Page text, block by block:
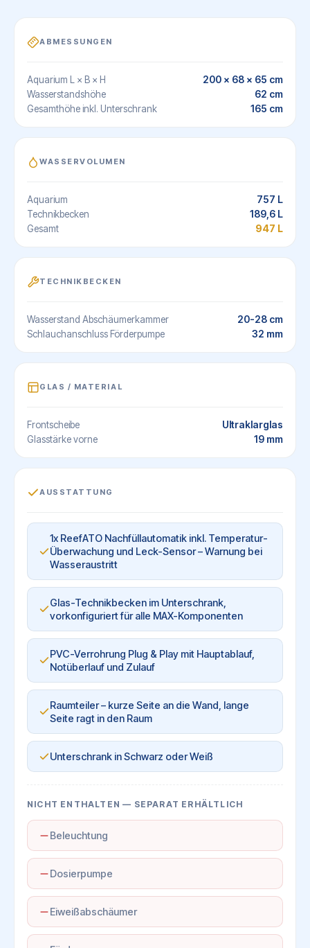
ABMESSUNGEN
Aquarium L × B × H 200 × 68 × 65 cm
Wasserstandshöhe 62 cm
Gesamthöhe inkl. Unterschrank 165 cm
WASSERVOLUMEN
Aquarium 757 L
Technikbecken 189,6 L
Gesamt 947 L
TECHNIKBECKEN
Wasserstand Abschäumerkammer 20-28 cm
Schlauchanschluss Förderpumpe 32 mm
GLAS / MATERIAL
Frontscheibe Ultraklarglas
Glasstärke vorne 19 mm
AUSSTATTUNG
1x ReefATO Nachfüllautomatik inkl. Temperatur-
Überwachung und Leck-Sensor – Warnung bei
Wasseraustritt
Glas-Technikbecken im Unterschrank,
vorkonfiguriert für alle MAX-Komponenten
PVC-Verrohrung Plug & Play mit Hauptablauf,
Notüberlauf und Zulauf
Raumteiler – kurze Seite an die Wand, lange
Seite ragt in den Raum
Unterschrank in Schwarz oder Weiß
NICHT ENTHALTEN — SEPARAT ERHÄLTLICH
Beleuchtung
Dosierpumpe
Eiweißabschäumer